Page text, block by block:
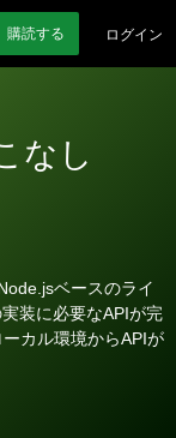
購読する ログイン
なし
ベースのライ
装に必要なAPIが完
カル環境からAPIが